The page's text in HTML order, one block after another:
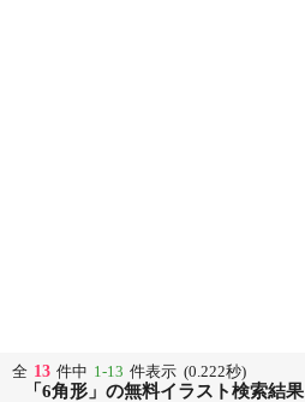
全 13 件中 1-13 件表示 (0.222秒)
「6角形」の無料イラスト検索結果